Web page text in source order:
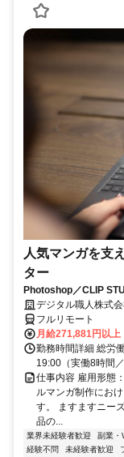
人気マンガを支
ター
Photoshop／CLIP
デジタル職人株式
フルリモート
月給271,881円以上
勤務時間詳細 総労
19:00（実働8時間
仕事内容 雇用形態
ルマンガ制作にお
す。 ますますニー
品の...
業界未経験者歓迎 副業・
経験不問
未経験者歓迎